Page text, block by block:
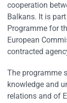
cooperation
Balkans. It is
Programme for
European
contracted
The programme
knowledge and
relations and of